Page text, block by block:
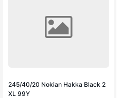
245/40/20 Nokian Hakka Black 2
XL 99Y